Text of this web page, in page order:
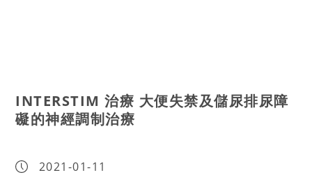
INTERSTIM 治療 大便失禁及儲尿排尿障
礙的神經調制治療
2021-01-11